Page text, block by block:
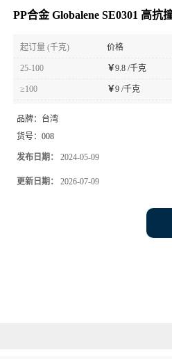
PP合金 Globalene SE0301 高抗
起订量 (千克) 价格
25-100 ￥9.8 /千克
≥100 ￥9 /千克
品牌： 台湾
货号： 008
发布日期： 2024-05-09
更新日期： 2026-07-09